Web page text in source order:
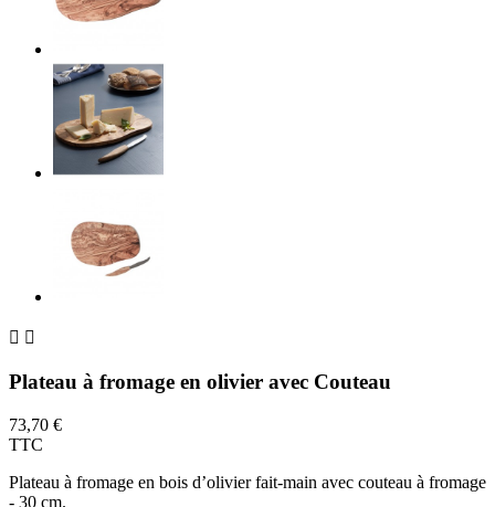
 
Plateau à fromage en olivier avec Couteau
73,70 €
TTC
Plateau à fromage en bois d’olivier fait-main avec couteau à fromage
- 30 cm.